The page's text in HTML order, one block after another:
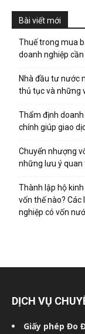
Bài viết mới
Thuế trong mua
doanh nghiệp
Nhà đầu tư nước
thủ tục và những
Thẩm định
chính giúp giao
Chuyển nhượng
những lưu ý quan
Thành lập hộ
vốn thế nào? Các
nghiệp có vốn
DỊCH VỤ
Giấy phép Đo